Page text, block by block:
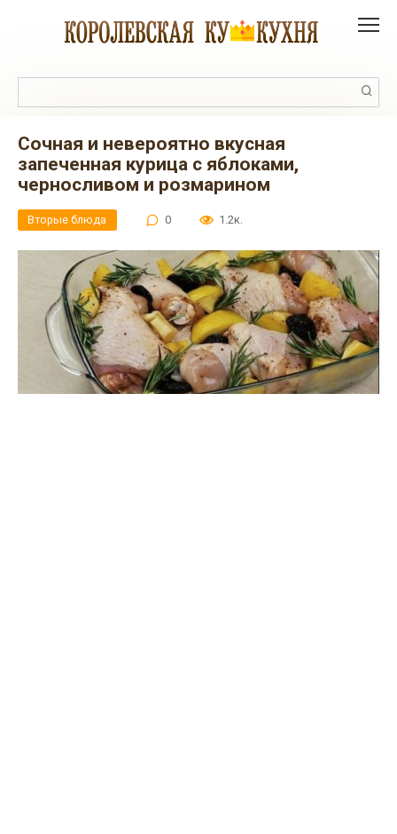
Сочная и невероятно вкусная
запеченная курица с яблоками,
черносливом и розмарином
Вторые блюда 0 1.2к.